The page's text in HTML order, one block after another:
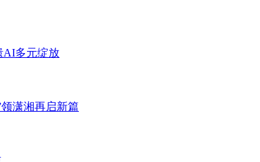
AI多元绽放
潇湘再启新篇